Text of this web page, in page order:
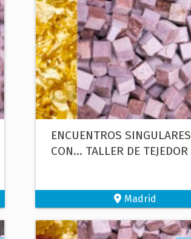
ENCUENTROS SINGULARES
CON... TALLER DE TEJEDOR
Madrid